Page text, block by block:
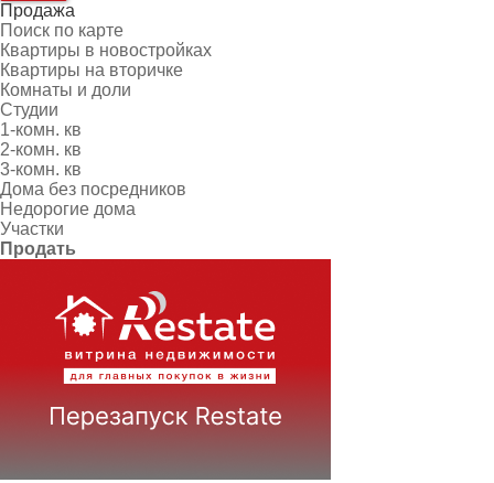
Продажа
Поиск по карте
Квартиры в новостройках
Квартиры на вторичке
Комнаты и доли
Студии
1-комн. кв
2-комн. кв
3-комн. кв
Дома без посредников
Недорогие дома
Участки
Продать